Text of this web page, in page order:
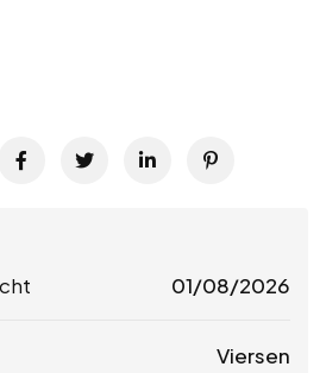
01/08/2026
Viersen